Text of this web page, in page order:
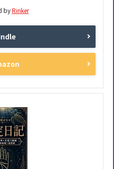
byRinker